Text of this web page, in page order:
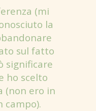
(mi
la
sul fatto
significare
ho scelto
(non ero in
campo).